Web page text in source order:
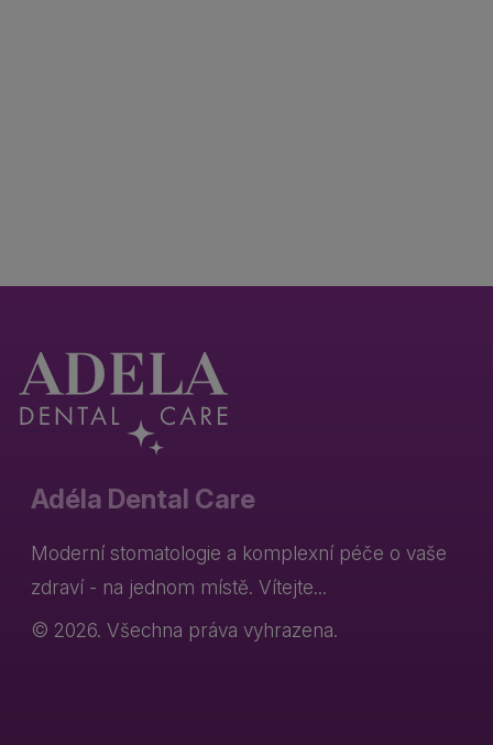
Adéla Dental Care
Moderní stomatologie a komplexní péče o vaše
zdraví - na jednom místě. Vítejte...
© 2026. Všechna práva vyhrazena.